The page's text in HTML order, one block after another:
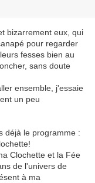
bizarrement eux, qui
pour regarder
fesses bien au
sans doute
ensemble, j'essaie
un peu
déjà le programme :
Clochette et la Fée
de l'univers de
à ma